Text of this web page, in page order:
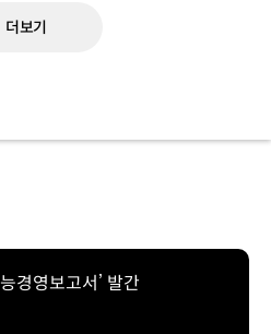
더보기
경영보고서’ 발간